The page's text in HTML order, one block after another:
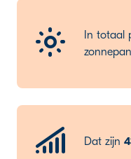
In totaal
Dat zijn